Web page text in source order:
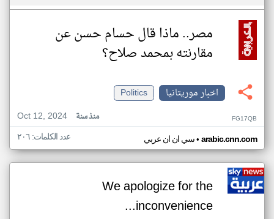
مصر.. ماذا قال حسام حسن عن
مقارنته بمحمد صلاح؟
اخبار موريتانيا
Politics
Oct 12, 2024
منذ سنة FG17QB
سي ان ان عربي• arabic.cnn.com عدد الكلمات: ٢٠٦
We apologize for the
inconvenience...